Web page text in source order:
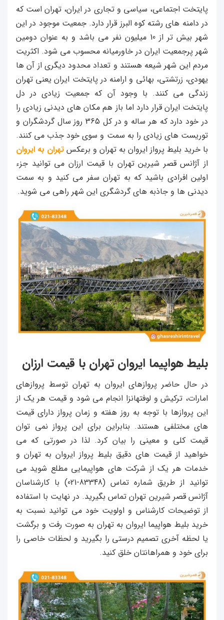
پایتخت اجتماعی، سیاسی و تجاری در ایران، تهران است که
در دامنه های رشته کوه البرز قرار دارد. جمعیت موجود در این
شهر بیش تر از 10 میلیون نفر می باشد و به عنوان دومین
شهر پرجمعیت ایران در خاورمیانه محسوب می شود. اکثریت
مردم این شهر شیعه هستند و تعداد محدود دیگری از آن ها
یهودی، زرتشتی، بهائی و ارامنه در پایتخت ایران یعنی تهران
زندگی می کنند. با وجود آن که جمعیت زیادی در دل
پایتخت ایران قرار دارد اما باز هم مکان های دیدنی زیادی را
در خود دارد که هر ساله و در کل 365 روز سال گردشگران و
توریست های زیادی را به سمت و سوی خود جذب می کنند.
با خرید بلیط پرواز ایروان به تهران و برعکس تهران به ایروان
از آژانس قصر شیرین تهران با قیمت ارزان می توانید جزء
اولین افرادی باشید که به تهران سفر می کنید و به سمت
دیدنی ها و جاذبه های گردشگری این شهر راهی می شوید.
بلیط هواپیما ایروان تهران با قیمت ارزان
در حال حاضر پروازهای ایروان به تهران توسط پروازهای
امارات، ترکیش و لوفتهانزا انجام می شود و قیمت هر یک از
این پروازها با توجه به روز هفته و زمان پرواز دارای قیمت
های مختلفی هستند. بنابراین برای این پرواز نمی توان
قیمت کلی و معینی را بیان کرد. لذا در صورتی که می
خواهید از قیمت های دقیق بلیط پرواز ایروان به تهران و
خدمات هر یک از شرکت های هواپیمایی مطلع شوید می
توانید از طریق شماره تماس (83348-021) با کارشناسان
آژانس قصر شیرین تهران تماس بگیرید. در نهایت با استفاده
از توضیحات کارشناس و اولویت خود می توانید نسبت به
خرید بلیط هواپیما ایروان به تهران به صورت رفت و برگشت
یا لحظه آخری تصمیم درستی را بگیرید و لحظات خاصی را
برای خود و همراهانتان خلق کنید.